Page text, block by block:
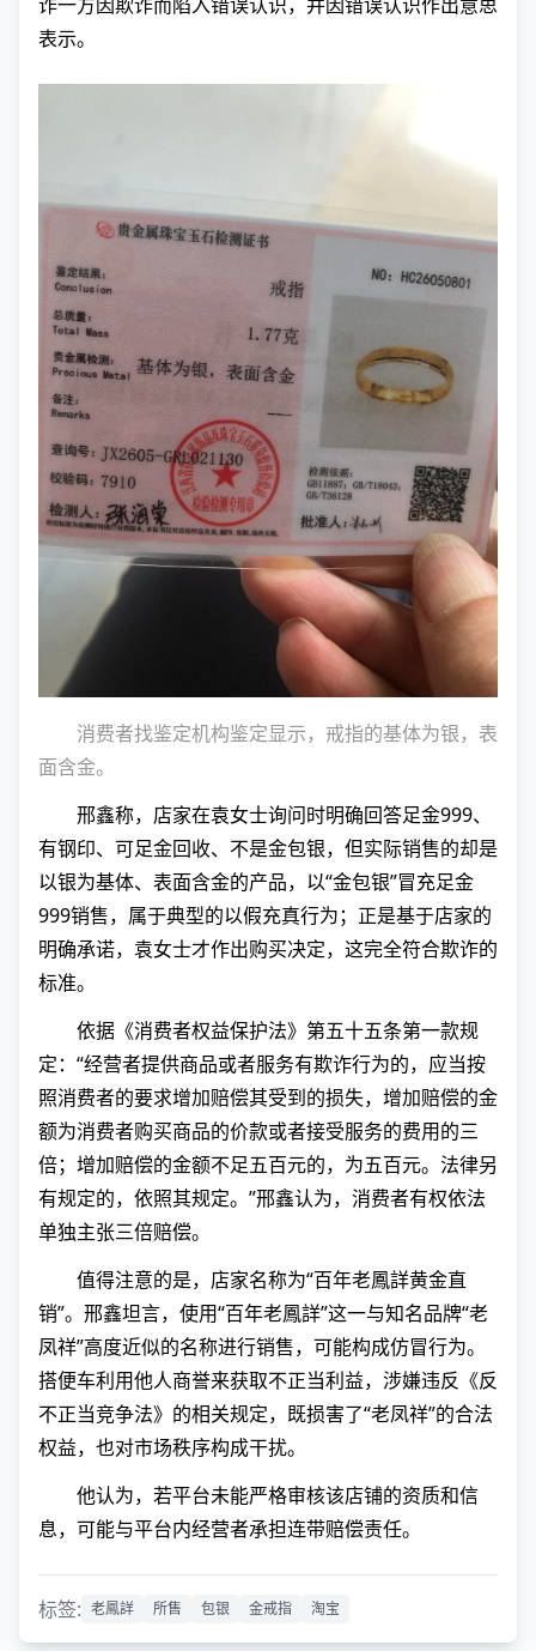
表示。
消费者找鉴定机构鉴定显示，戒指的基体为银，表
面含金。
邢鑫称，店家在袁女士询问时明确回答足金999、
有钢印、可足金回收、不是金包银，但实际销售的却是
以银为基体、表面含金的产品，以“金包银”冒充足金
999销售，属于典型的以假充真行为；正是基于店家的
明确承诺，袁女士才作出购买决定，这完全符合欺诈的
标准。
依据《消费者权益保护法》第五十五条第一款规
定：“经营者提供商品或者服务有欺诈行为的，应当按
照消费者的要求增加赔偿其受到的损失，增加赔偿的金
额为消费者购买商品的价款或者接受服务的费用的三
倍；增加赔偿的金额不足五百元的，为五百元。法律另
有规定的，依照其规定。”邢鑫认为，消费者有权依法
单独主张三倍赔偿。
值得注意的是，店家名称为“百年老鳳詳黄金直
销”。邢鑫坦言，使用“百年老鳳詳”这一与知名品牌“老
凤祥”高度近似的名称进行销售，可能构成仿冒行为。
搭便车利用他人商誉来获取不正当利益，涉嫌违反《反
不正当竞争法》的相关规定，既损害了“老凤祥”的合法
权益，也对市场秩序构成干扰。
他认为，若平台未能严格审核该店铺的资质和信
息，可能与平台内经营者承担连带赔偿责任。
标签: 老鳳詳 所售 包银 金戒指 淘宝